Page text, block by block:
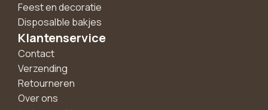
Feest en decoratie
Disposalble bakjes
Klantenservice
Contact
Verzending
Retourneren
Over ons